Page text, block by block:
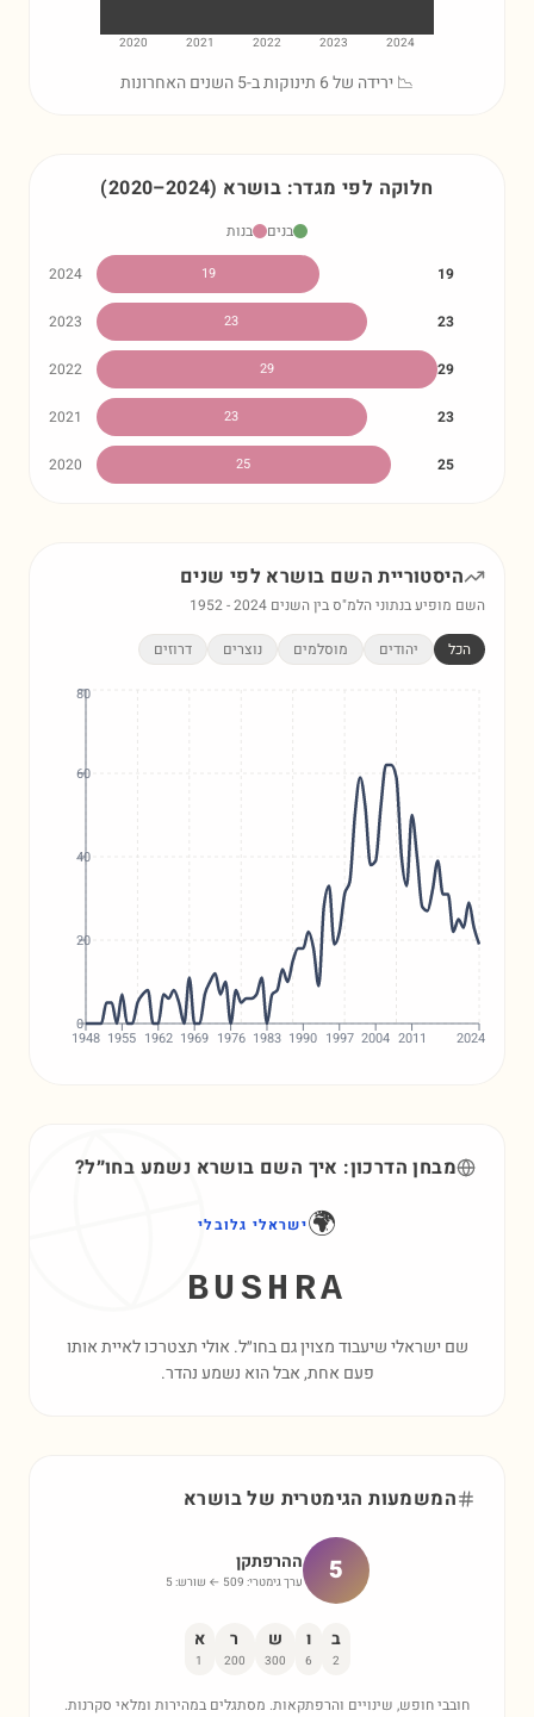
2024
2023
2022
2021
2020
📉 ירידה של 6 תינוקות ב-5 השנים האחרונות
חלוקה לפי מגדר: בושרא (2020–2024)
בנים
בנות
2024
19 19
2023 23 23
2022 29 29
2021 23 23
2020 25 25
היסטוריית השם בושרא לפי שנים
השם מופיע בנתוני הלמ"ס בין השנים 1952-2024
הכל יהודים מוסלמים נוצרים דרוזים
1948 1955 1962 1969 1976 1983 1990 1997 2004 2011 2024
0
20
40
60
80
מבחן הדרכון: איך השם בושרא נשמע בחו״ל?
🌍ישראלי גלובלי
BUSHRA
שם ישראלי שיעבוד מצוין גם בחו״ל. אולי תצטרכו לאיית אותו
פעם אחת, אבל הוא נשמע נהדר.
המשמעות הגימטרית שלבושרא
5 ההרפתקן
ערך גימטרי: 509 ← שורש: 5
ב
2
ו
6
ש
300
ר
200
א
1
חובבי חופש, שינויים והרפתקאות. מסתגלים במהירות ומלאי סקרנות.